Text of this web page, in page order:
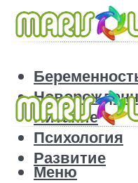
Питание
Психология
Развитие
Меню